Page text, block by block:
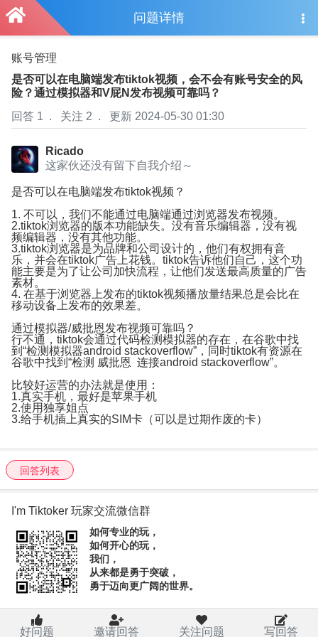
问题详情
账号管理
是否可以在电脑端发布tiktok视频，会不会有账号安全的风
险？通过模拟器和V屁N发布视频可靠吗？
回答 1 . 关注 2 . 更新 2024-05-30 01:30
Ricado
这家伙还没有留下自我介绍～
是否可以在电脑端发布tiktok视频？
1. 不可以，我们不能通过电脑端通过浏览器发布视频。
2.tiktok浏览器的版本功能缺失。没有音乐编辑器，没有视
频编辑器，没有其他功能。
3.tiktok浏览器是为品牌和公司设计的，他们有权拥有音
乐，并会在tiktok广告上花钱。tiktok告诉他们自己，这个功
能主要是为了让公司加快流程，让他们发送最高质量的广告
素材。
4. 在基于浏览器上发布的tiktok视频播放量结果总是会比在
移动设备上发布的效果差。
通过模拟器/威批恩发布视频可靠吗？
行不通，tiktok会通过代码检测模拟器的存在，在谷歌中找
到“检测模拟器android stackoverflow”，同时tiktok有资源在
谷歌中找到“检测 威批恩 连接android stackoverflow”。
比较好运营的办法就是使用：
1.真实手机，最好是苹果手机
2.使用独享姐点
3.给手机插上真实的SIM卡（可以是过期作废的卡）
回答列表
I'm Tiktoker 玩家交流微信群
如何专业的玩，
如何开心的玩，
我们，
从来都是勇于突破，
勇于迈向更广阔的世界。
好问题 邀请回答 关注问题 写回答